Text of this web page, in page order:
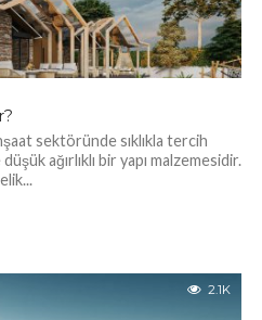
sektöründe sıklıkla tercih
ağırlıklı bir yapı malzemesidir.
2.1K